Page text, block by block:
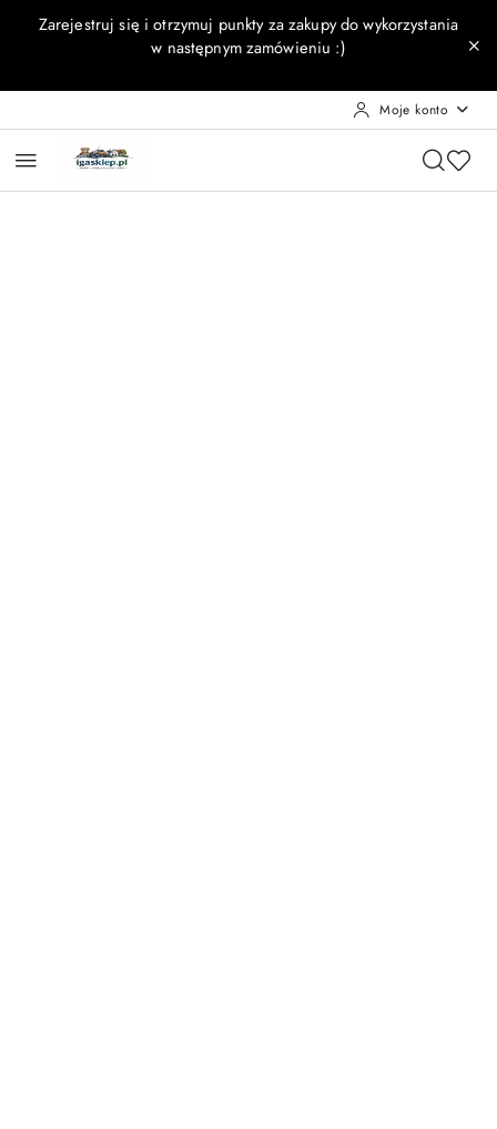
Przejdź do treści głównej
Przejdź do wyszukiwarki
Przejdź do moje konto
Przejdź do menu głównego
Przejdź do opisu produktu
Przejdź do stopki
Zarejestruj się i otrzymuj punkty za zakupy do wykorzystania
w następnym zamówieniu :)
Moje konto